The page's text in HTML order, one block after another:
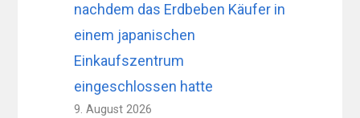
nachdem das Erdbeben Käufer in
einem japanischen
Einkaufszentrum
eingeschlossen hatte
9. August 2026